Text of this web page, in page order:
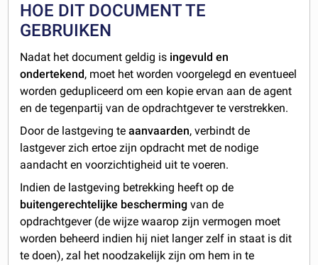
HOE DIT DOCUMENT TE
GEBRUIKEN
Nadat het document geldig is ingevuld en
ondertekend, moet het worden voorgelegd en eventueel
worden gedupliceerd om een kopie ervan aan de agent
en de tegenpartij van de opdrachtgever te verstrekken.
Door de lastgeving teaanvaarden, verbindt de
lastgever zich ertoe zijn opdracht met de nodige
aandacht en voorzichtigheid uit te voeren.
Indien de lastgeving betrekking heeft op de
buitengerechtelijke bescherming van de
opdrachtgever (de wijze waarop zijn vermogen moet
worden beheerd indien hij niet langer zelf in staat is dit
te doen), zal het noodzakelijk zijn om hem in te